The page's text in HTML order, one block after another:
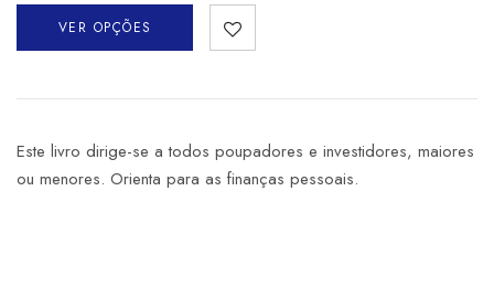
VER OPÇÕES
Este livro dirige-se a todos poupadores e investidores, maiores
ou menores. Orienta para as finanças pessoais.